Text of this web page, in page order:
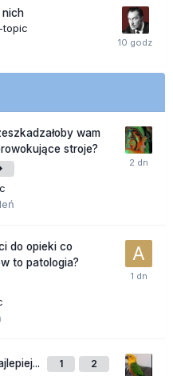
nich
topic
wam
stroje?
do opieki co
to patologia?
1 2